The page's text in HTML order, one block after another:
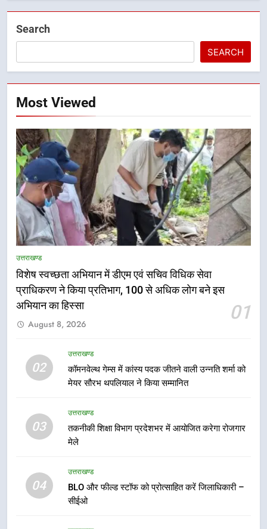
Search
SEARCH
Most Viewed
उत्तराखण्ड
विशेष स्वच्छता अभियान में डीएम एवं सचिव विधिक सेवा
प्राधिकरण ने किया प्रतिभाग, 100 से अधिक लोग बने इस
अभियान का हिस्सा
01
August 8, 2026
02
उत्तराखण्ड
कॉमनवेल्थ गेम्स में कांस्य पदक जीतने वाली उन्नति शर्मा को
मेयर सौरभ थपलियाल ने किया सम्मानित
03
उत्तराखण्ड
तकनीकी शिक्षा विभाग प्रदेशभर में आयोजित करेगा रोजगार
मेले
04
उत्तराखण्ड
BLO और फील्ड स्टॉफ को प्रोत्साहित करें जिलाधिकारी –
सीईओ
5
हर घर तिरंगा अभियान को जन-जन तक
होंगे देशभक्ति के विविध कार्यक्रम
उत्तराखण्ड
6
सम्मानित
उत्तराखण्ड
खेल महाकुंभ 2026ः 01 सितंबर से सजेगा
मुख्यमंत्री चौम्पियनशिप ट्रॉफी का मंच,